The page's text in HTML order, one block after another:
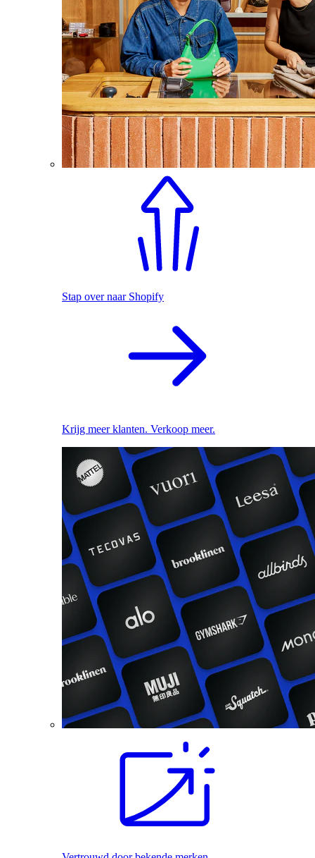
Stap over naar Shopify
Krijg meer klanten. Verkoop meer.